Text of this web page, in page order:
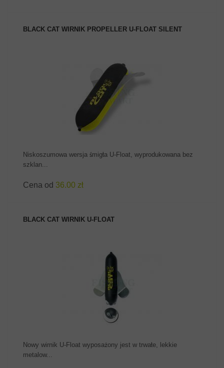
BLACK CAT WIRNIK PROPELLER U-FLOAT SILENT
ZOBACZ PRODUKT
Niskoszumowa wersja śmigła U-Float, wyprodukowana bez
szklan...
Cena od 36.00 zł
BLACK CAT WIRNIK U-FLOAT
ZOBACZ PRODUKT
Nowy wirnik U-Float wyposażony jest w trwałe, lekkie
metalow...